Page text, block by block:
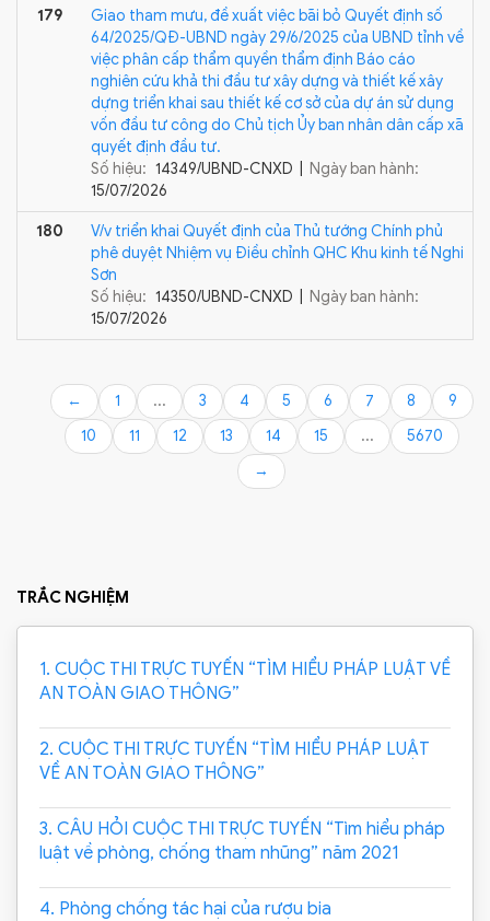
179
Giao tham mưu, đề xuất việc bãi bỏ Quyết định số
64/2025/QĐ-UBND ngày 29/6/2025 của UBND tỉnh về
việc phân cấp thẩm quyền thẩm định Báo cáo
nghiên cứu khả thi đầu tư xây dựng và thiết kế xây
dựng triển khai sau thiết kế cơ sở của dự án sử dụng
vốn đầu tư công do Chủ tịch Ủy ban nhân dân cấp xã
quyết định đầu tư.
Số hiệu: 14349/UBND-CNXD |
Ngày ban hành:
15/07/2026
180
V/v triển khai Quyết định của Thủ tướng Chính phủ
phê duyệt Nhiệm vụ Điều chỉnh QHC Khu kinh tế Nghi
Sơn
Số hiệu: 14350/UBND-CNXD |
Ngày ban hành:
15/07/2026
← 1 ... 3 4 5 6 7 8
9
10
11 12 13 14 15 ...
5670
→
TRẮC NGHIỆM
1. CUỘC THI TRỰC TUYẾN “TÌM HIỂU PHÁP LUẬT VỀ
AN TOÀN GIAO THÔNG”
2. CUỘC THI TRỰC TUYẾN “TÌM HIỂU PHÁP LUẬT
VỀ AN TOÀN GIAO THÔNG”
3. CÂU HỎI CUỘC THI TRỰC TUYẾN “Tìm hiểu pháp
luật về phòng, chống tham nhũng” năm 2021
4. Phòng chống tác hại của rượu bia